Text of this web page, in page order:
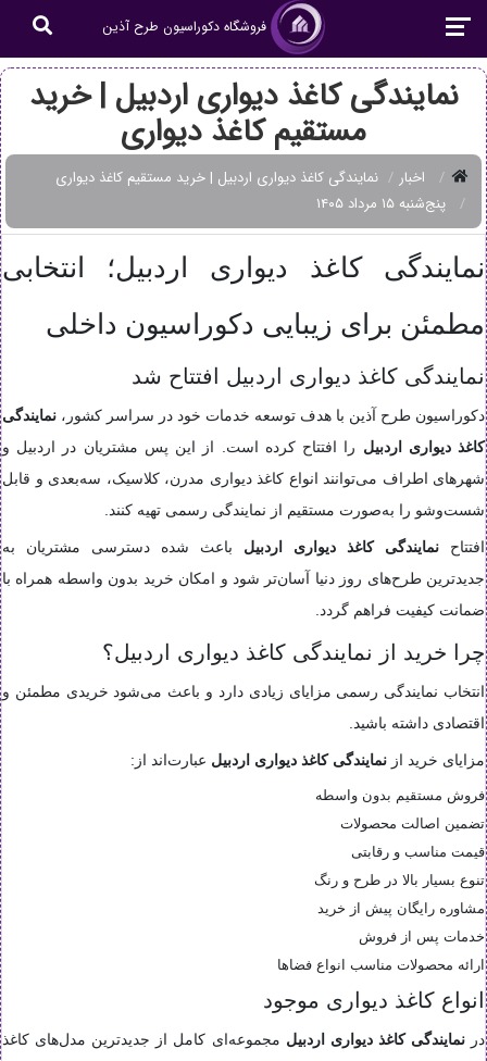
فروشگاه دکوراسیون طرح آذین
نمایندگی کاغذ دیواری اردبیل | خرید
مستقیم کاغذ دیواری
اخبار
نمایندگی کاغذ دیواری اردبیل | خرید مستقیم کاغذ دیواری
پنج‌شنبه ۱۵ مرداد ۱۴۰۵
نمایندگی کاغذ دیواری اردبیل؛ انتخابی
مطمئن برای زیبایی دکوراسیون داخلی
نمایندگی کاغذ دیواری اردبیل افتتاح شد
دکوراسیون طرح آذین با هدف توسعه خدمات خود در سراسر کشور، نمایندگی
کاغذ دیواری اردبیل را افتتاح کرده است. از این پس مشتریان در اردبیل و
شهرهای اطراف می‌توانند انواع کاغذ دیواری مدرن، کلاسیک، سه‌بعدی و قابل
شست‌وشو را به‌صورت مستقیم از نمایندگی رسمی تهیه کنند.
افتتاح نمایندگی کاغذ دیواری اردبیل باعث شده دسترسی مشتریان به
جدیدترین طرح‌های روز دنیا آسان‌تر شود و امکان خرید بدون واسطه همراه با
ضمانت کیفیت فراهم گردد.
چرا خرید از نمایندگی کاغذ دیواری اردبیل؟
انتخاب نمایندگی رسمی مزایای زیادی دارد و باعث می‌شود خریدی مطمئن و
اقتصادی داشته باشید.
مزایای خرید از نمایندگی کاغذ دیواری اردبیل عبارت‌اند از:
فروش مستقیم بدون واسطه
تضمین اصالت محصولات
قیمت مناسب و رقابتی
تنوع بسیار بالا در طرح و رنگ
مشاوره رایگان پیش از خرید
خدمات پس از فروش
ارائه محصولات مناسب انواع فضاها
انواع کاغذ دیواری موجود
درنمایندگی کاغذ دیواری اردبیل مجموعه‌ای کامل از جدیدترین مدل‌های کاغذ